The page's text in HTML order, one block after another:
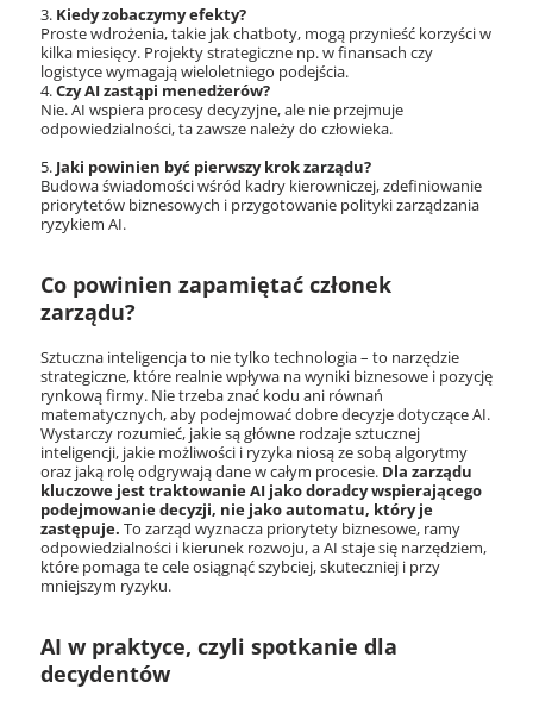
Kiedy zobaczymy efekty?
Proste wdrożenia, takie jak chatboty, mogą przynieść korzyści w
kilka miesięcy. Projekty strategiczne np. w finansach czy
logistyce wymagają wieloletniego podejścia.
Czy AI zastąpi menedżerów?
Nie. AI wspiera procesy decyzyjne, ale nie przejmuje
odpowiedzialności, ta zawsze należy do człowieka.
Jaki powinien być pierwszy krok zarządu?
Budowa świadomości wśród kadry kierowniczej, zdefiniowanie
priorytetów biznesowych i przygotowanie polityki zarządzania
ryzykiem AI.
Co powinien zapamiętać członek
zarządu?
Sztuczna inteligencja to nie tylko technologia – to narzędzie
strategiczne, które realnie wpływa na wyniki biznesowe i pozycję
rynkową firmy. Nie trzeba znać kodu ani równań
matematycznych, aby podejmować dobre decyzje dotyczące AI.
Wystarczy rozumieć, jakie są główne rodzaje sztucznej
inteligencji, jakie możliwości i ryzyka niosą ze sobą algorytmy
oraz jaką rolę odgrywają dane w całym procesie.Dla zarządu
kluczowe jest traktowanie AI jako doradcy wspierającego
podejmowanie decyzji, nie jako automatu, który je
zastępuje. To zarząd wyznacza priorytety biznesowe, ramy
odpowiedzialności i kierunek rozwoju, a AI staje się narzędziem,
które pomaga te cele osiągnąć szybciej, skuteczniej i przy
mniejszym ryzyku.
AI w praktyce, czyli spotkanie dla
decydentów